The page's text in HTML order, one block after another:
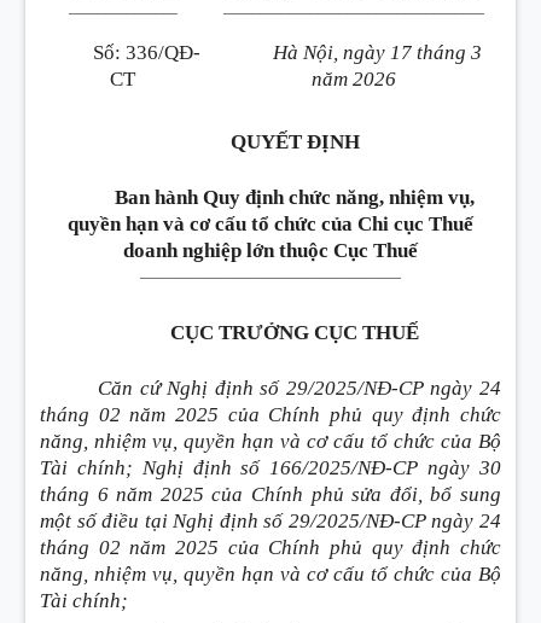
Số: 336/QĐ-
CT
Hà Nội, ngày 17 tháng 3
năm 2026
QUYẾT ĐỊNH
Ban hành Quy định chức năng, nhiệm vụ,
quyền hạn và cơ cấu tổ chức của Chi cục Thuế
doanh nghiệp lớn thuộc Cục Thuế
CỤC TRƯỞNG CỤC THUẾ
Căn cứ Nghị định số 29/2025/NĐ-CP ngày 24
tháng 02 năm 2025 của Chính phủ quy định chức
năng, nhiệm vụ, quyền hạn và cơ cấu tổ chức của Bộ
Tài chính; Nghị định số 166/2025/NĐ-CP ngày 30
tháng 6 năm 2025 của Chính phủ sửa đổi, bổ sung
một số điều tại Nghị định số 29/2025/NĐ-CP ngày 24
tháng 02 năm 2025 của Chính phủ quy định chức
năng, nhiệm vụ, quyền hạn và cơ cấu tổ chức của Bộ
Tài chính;